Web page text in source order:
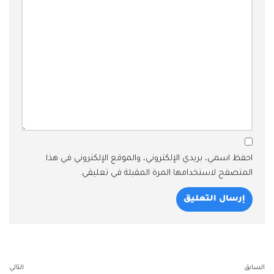
احفظ اسمي، بريدي الإلكتروني، والموقع الإلكتروني في هذا
المتصفح لاستخدامها المرة المقبلة في تعليقي.
السابق التالي